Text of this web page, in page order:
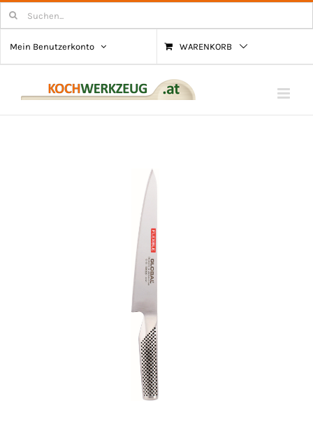
Zum
Inhalt
springen
Suchen
nach:
Mein Benutzerkonto
WARENKORB